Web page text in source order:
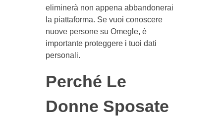
eliminerà non appena abbandonerai
la piattaforma. Se vuoi conoscere
nuove persone su Omegle, è
importante proteggere i tuoi dati
personali.
Perché Le
Donne Sposate